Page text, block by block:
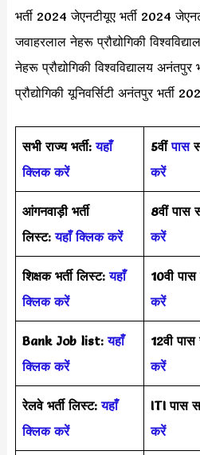
भर्ती 2024 जेएनटीयूए भर्ती 2024
जवाहरलाल नेहरू प्रौद्योगिकी
नेहरू प्रौद्योगिकी विश्वविद्यालय
प्रौद्योगिकी यूनिवर्सिटी अनंतपुर भर्ती
सभी राज्य भर्ती: यहाँ
क्लिक करें
5वींपास
करें
आंगनवाड़ी भर्ती
लिस्ट: यहाँ क्लिक करें
8वीं पास
करें
शिक्षक भर्ती लिस्ट: यहाँ
क्लिक करें
10वी
करें
Bank Job list: यहाँ
क्लिक करें
12वी
करें
रेलवे भर्ती लिस्ट: यहाँ
क्लिक करें
ITI पास
करें